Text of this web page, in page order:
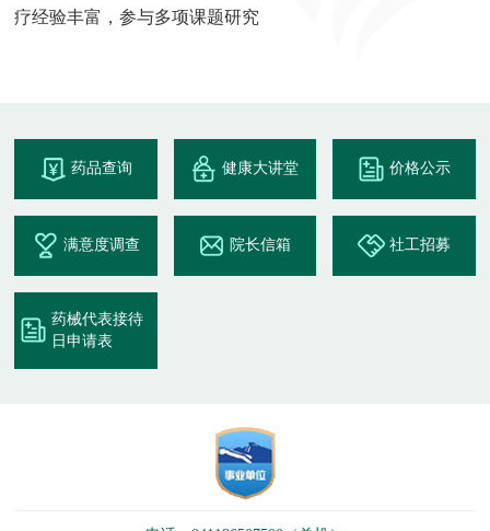
疗经验丰富，参与多项课题研究
药品查询 健康大讲堂 价格公示
满意度调查 院长信箱 社工招募
药械代表接待
日申请表